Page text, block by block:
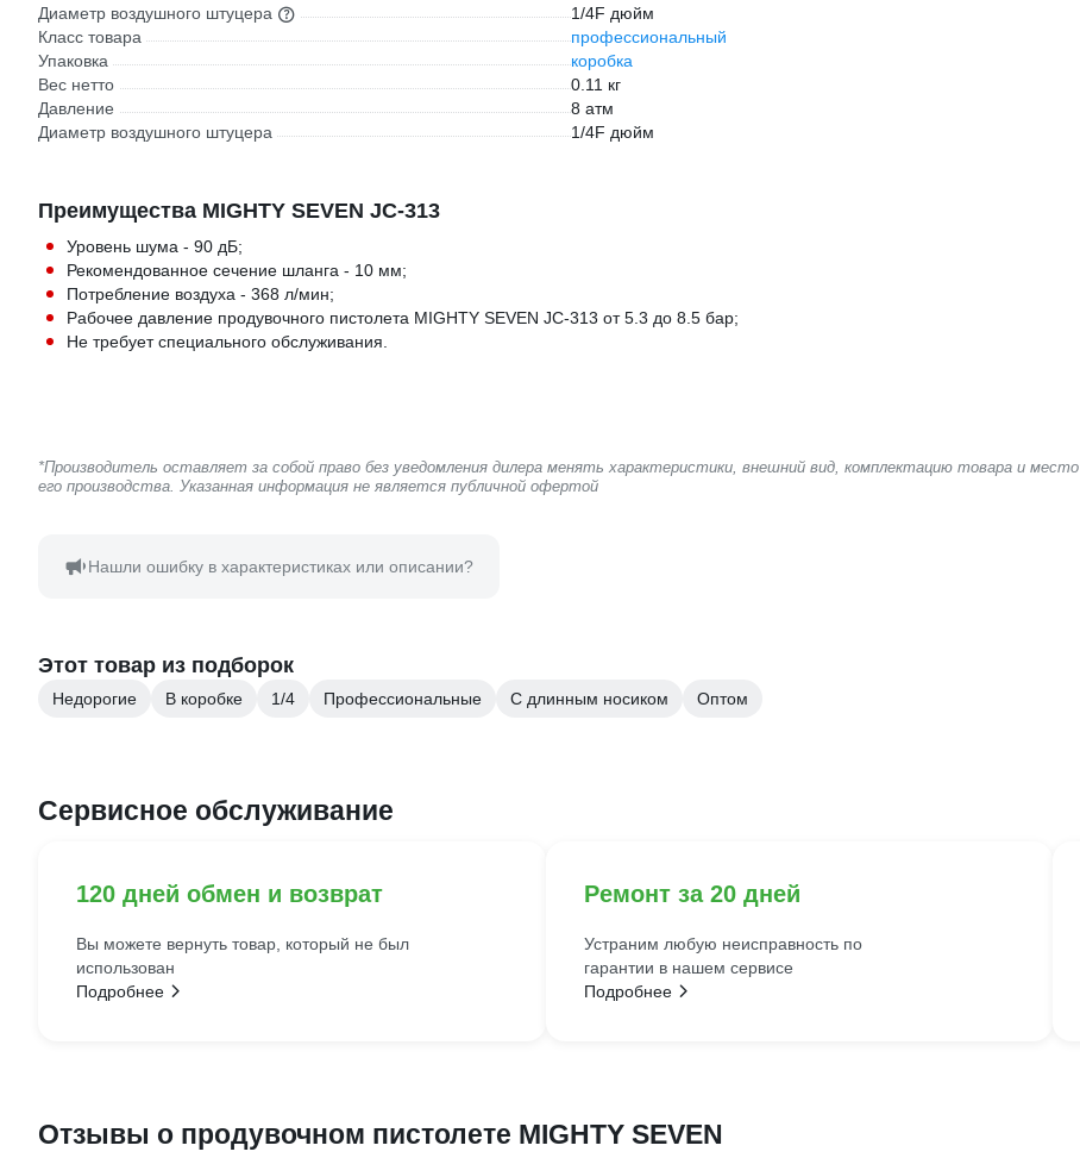
Диаметр воздушного штуцера
1/4F дюйм
Класс товара
профессиональный
Упаковка
коробка
Вес нетто
0.11 кг
Давление
8 атм
Диаметр воздушного штуцера
1/4F дюйм
Преимущества MIGHTY SEVEN JC-313
Уровень шума - 90 дБ;
Рекомендованное сечение шланга - 10 мм;
Потребление воздуха - 368 л/мин;
Рабочее давление продувочного пистолета MIGHTY SEVEN JC-313 от 5.3 до 8.5 бар;
Не требует специального обслуживания.
*Производитель оставляет за собой право без уведомления дилера менять характеристики, внешний вид, комплектацию товара и место
его производства. Указанная информация не является публичной офертой
Нашли ошибку в характеристиках или описании?
Этот товар из подборок
Недорогие В коробке 1/4 Профессиональные С длинным носиком Оптом
Сервисное обслуживание
120 дней обмен и возврат
Вы можете вернуть товар, который не был
использован
Подробнее
Ремонт за 20 дней
Устраним любую неисправность по
гарантии в нашем сервисе
Подробнее
Отзывы о продувочном пистолете MIGHTY SEVEN